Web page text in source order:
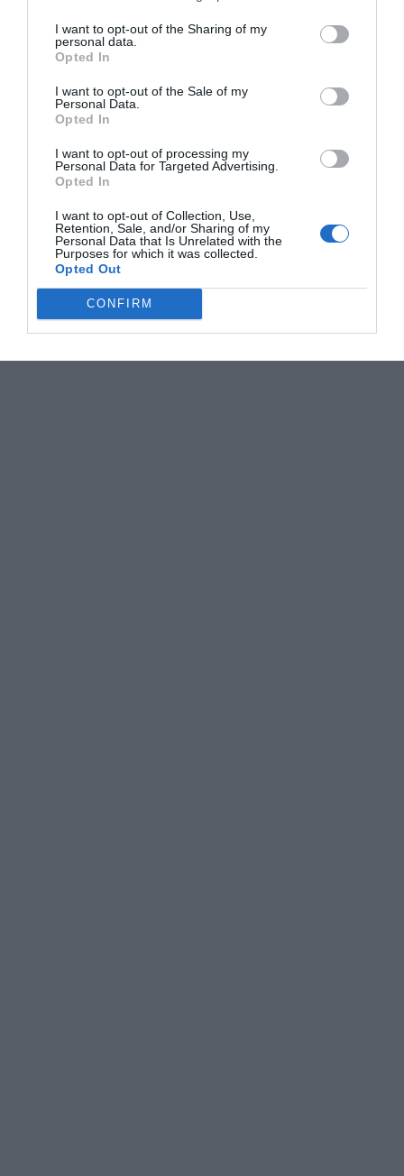
I want to opt-out of the Sharing of my
personal data.
Opted In
I want to opt-out of the Sale of my
Personal Data.
Opted In
I want to opt-out of processing my
Personal Data for Targeted Advertising.
Opted In
I want to opt-out of Collection, Use,
Retention, Sale, and/or Sharing of my
Personal Data that Is Unrelated with the
Purposes for which it was collected.
Opted Out
CONFIRM